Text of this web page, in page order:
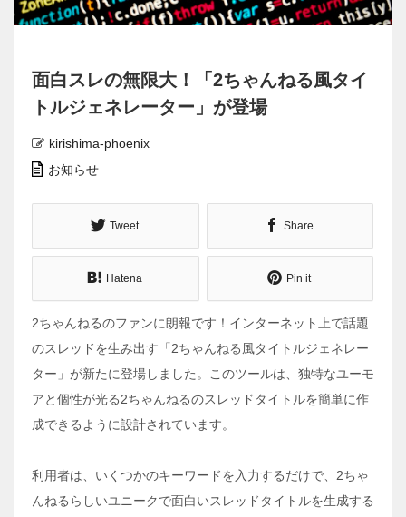
面白スレの無限大！「2ちゃんねる風タイ
トルジェネレーター」が登場
kirishima-phoenix
お知らせ
Tweet Share
Hatena Pin it
2ちゃんねるのファンに朗報です！インターネット上で話題
のスレッドを生み出す「2ちゃんねる風タイトルジェネレー
ター」が新たに登場しました。このツールは、独特なユーモ
アと個性が光る2ちゃんねるのスレッドタイトルを簡単に作
成できるように設計されています。
利用者は、いくつかのキーワードを入力するだけで、2ちゃ
んねるらしいユニークで面白いスレッドタイトルを生成する